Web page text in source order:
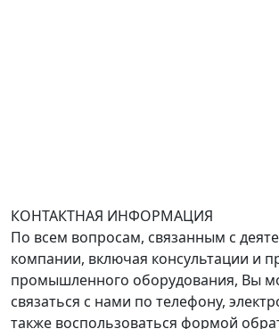
КОНТАКТНАЯ ИНФОРМАЦИЯ
По всем вопросам, связанным с
компании, включая консультации и
промышленного оборудования, Вы
связаться с нами по телефону,
также воспользоваться формой